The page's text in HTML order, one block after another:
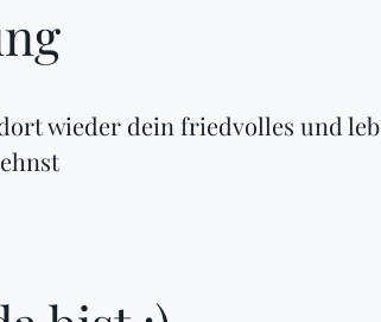
wieder dein friedvolles und